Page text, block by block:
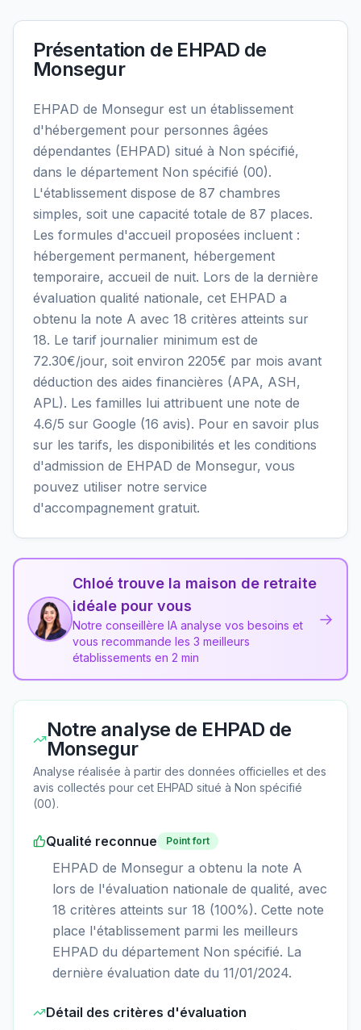
Présentation de EHPAD de
Monsegur
EHPAD de Monsegur est un établissement
d'hébergement pour personnes âgées
dépendantes (EHPAD) situé à Non spécifié,
dans le département Non spécifié (00).
L'établissement dispose de 87 chambres
simples, soit une capacité totale de 87 places.
Les formules d'accueil proposées incluent :
hébergement permanent, hébergement
temporaire, accueil de nuit. Lors de la dernière
évaluation qualité nationale, cet EHPAD a
obtenu la note A avec 18 critères atteints sur
18. Le tarif journalier minimum est de
72.30€/jour, soit environ 2205€ par mois avant
déduction des aides financières (APA, ASH,
APL). Les familles lui attribuent une note de
4.6/5 sur Google (16 avis). Pour en savoir plus
sur les tarifs, les disponibilités et les conditions
d'admission de EHPAD de Monsegur, vous
pouvez utiliser notre service
d'accompagnement gratuit.
Chloé trouve la maison de retraite
idéale pour vous
Notre conseillère IA analyse vos besoins et
vous recommande les 3 meilleurs
établissements en 2 min
→
Notre analyse de EHPAD de
Monsegur
Analyse réalisée à partir des données officielles et des
avis collectés pour cet EHPAD situé à Non spécifié
(00).
Qualité reconnue Point fort
EHPAD de Monsegur a obtenu la note A
lors de l'évaluation nationale de qualité, avec
18 critères atteints sur 18 (100%). Cette note
place l'établissement parmi les meilleurs
EHPAD du département Non spécifié. La
dernière évaluation date du 11/01/2024.
Détail des critères d'évaluation